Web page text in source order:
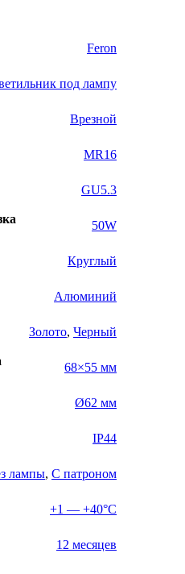
Feron
под лампу
Врезной
MR16
GU5.3
50W
Круглый
Алюминий
Золото, Черный
68×55 мм
Ø62 мм
IP44
лампы, С патроном
+1 — +40°С
12 месяцев